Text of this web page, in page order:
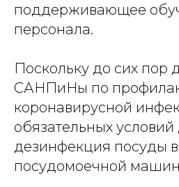
поддерживающее
персонала.
Поскольку до сих пор
САНПиНы по
коронавирусной
обязательных
дезинфекция посуды
посудомоечной